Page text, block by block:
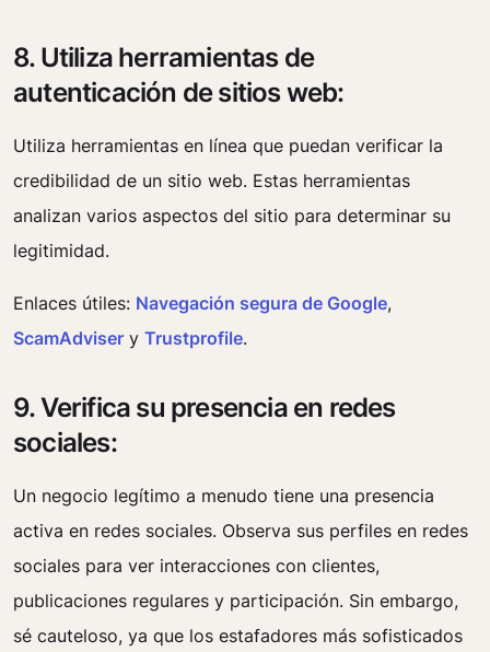
8. Utiliza herramientas de
autenticación de sitios web:
Utiliza herramientas en línea que puedan verificar la
credibilidad de un sitio web. Estas herramientas
analizan varios aspectos del sitio para determinar su
legitimidad.
Enlaces útiles: Navegación segura de Google,
ScamAdviser y Trustprofile.
9. Verifica su presencia en redes
sociales:
Un negocio legítimo a menudo tiene una presencia
activa en redes sociales. Observa sus perfiles en redes
sociales para ver interacciones con clientes,
publicaciones regulares y participación. Sin embargo,
sé cauteloso, ya que los estafadores más sofisticados